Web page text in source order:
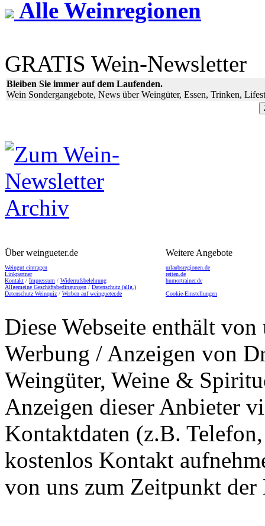
Alle Weinregionen
GRATIS Wein-Newsletter
Bleiben Sie immer auf dem Laufenden.
Wein Sondergangebote, News über Weingüter, Essen, Trinken,
Über weingueter.de
Weingut eintragen
Linkpartner
Kontakt / Impressum / Widerrufsbelehrung
Allgemeine Geschäftsbedingungen / Datenschutz (allg.)
Datenschutz Weinquiz / Werben auf weingueter.de
Weitere Angebote
urlaubsregionen.de
reiten.de
humortrainer.de
Cookie-Einstellungen
Diese Webseite enthält
Werbung / Anzeigen von
Weingüter, Weine &
Anzeigen dieser Anbieter
Kontaktdaten (z.B.
kostenlos Kontakt
von uns zum Zeitpunkt